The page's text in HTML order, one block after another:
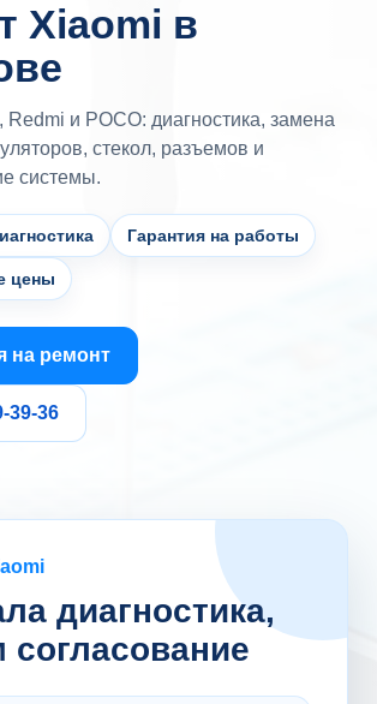
Xiaomi в
и POCO: диагностика, замена
стекол, разъемов и
системы.
Гарантия на работы
цены
на ремонт
39-36
диагностика,
согласование